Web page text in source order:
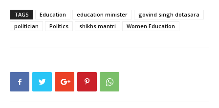
TAGS Education education minister
govind singh dotasara
politician
Politics shikhs mantri Women Education